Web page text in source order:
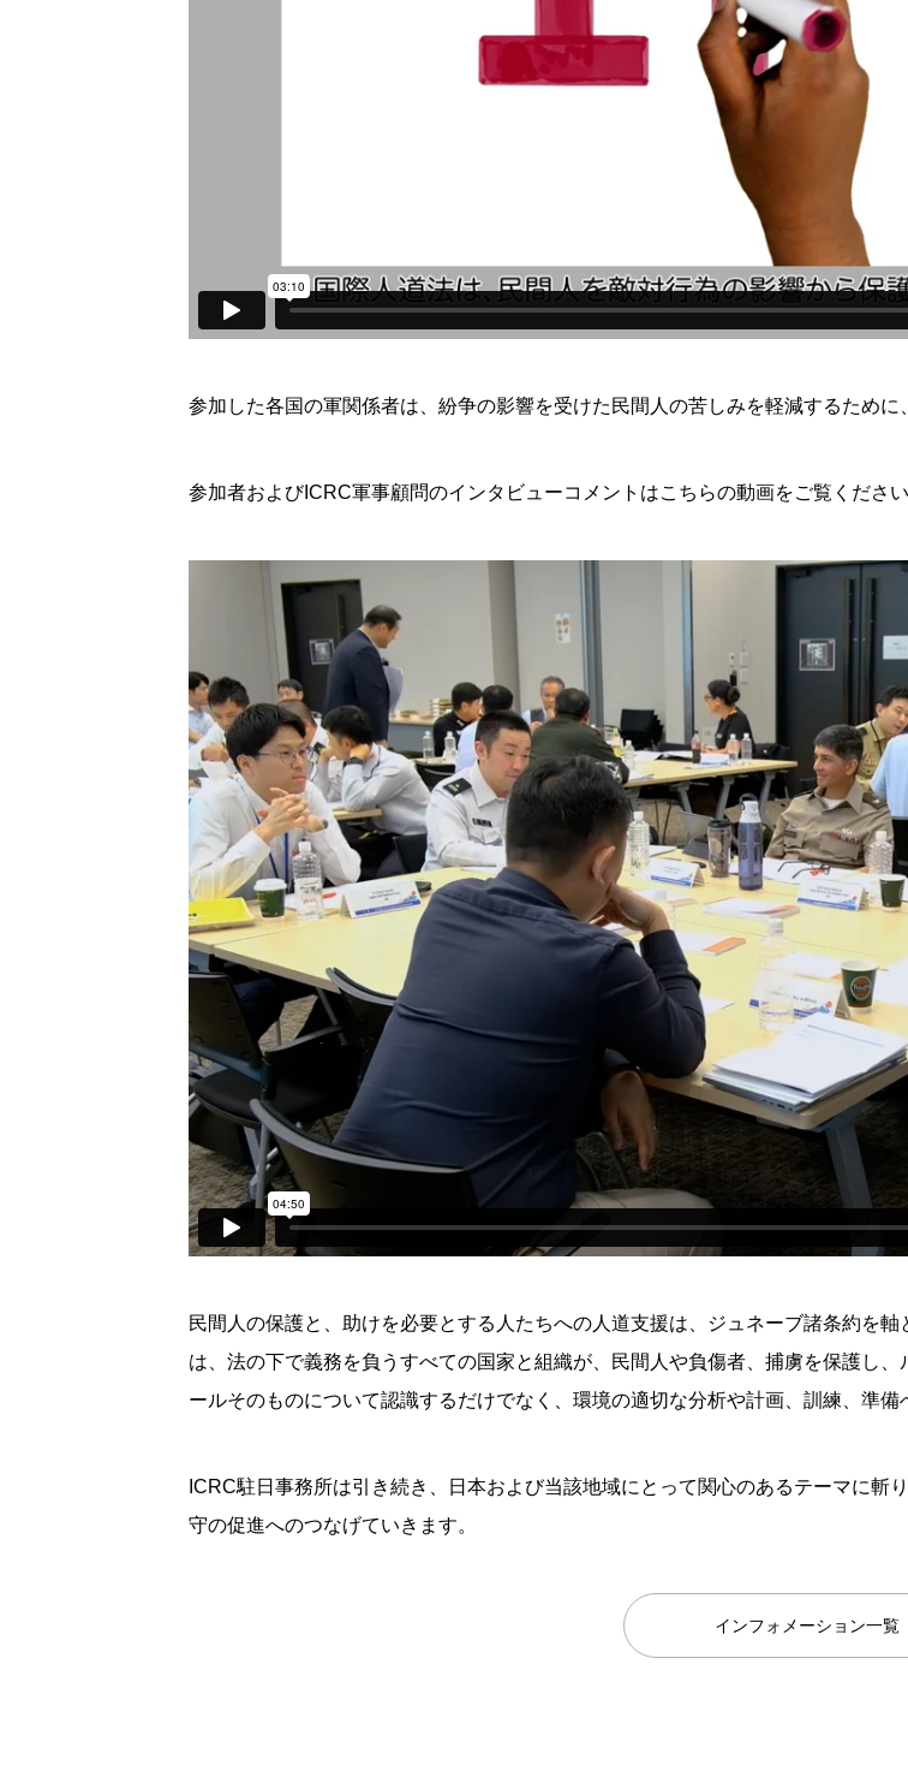
参加した各国の軍関係者は、紛争の影響を受けた民間人の苦しみを軽減するため
参加者およびICRC軍事顧問のインタビューコメントはこちらの動画をご覧ください
民間人の保護と、助けを必要とする人たちへの人道支援は、ジュネーブ諸条約を
は、法の下で義務を負うすべての国家と組織が、民間人や負傷者、捕虜を保護し
ールそのものについて認識するだけでなく、環境の適切な分析や計画、訓練、準備
ICRC駐日事務所は引き続き、日本および当該地域にとって関心のあるテーマに斬
守の促進へのつなげていきます。
インフォメーション一覧